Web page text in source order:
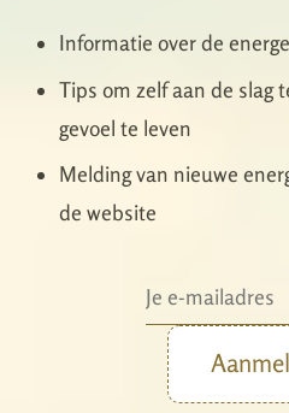
Informatie over de
Tips om zelf aan de slag
gevoel te leven
Melding van nieuwe
de website